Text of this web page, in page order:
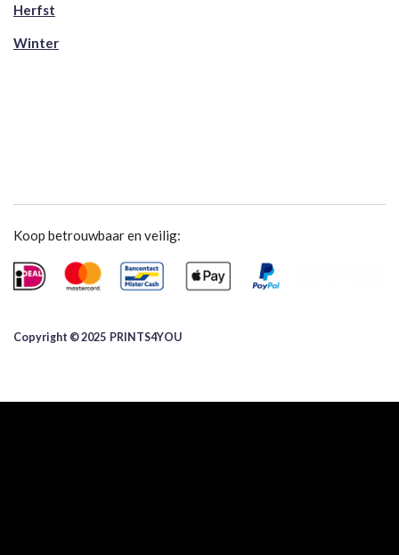
Herfst
Winter
Koop betrouwbaar en veilig:
Copyright © 2025 ​PRINTS4YOU